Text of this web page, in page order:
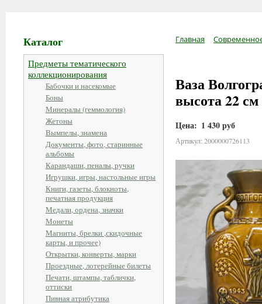
Каталог
Предметы тематического
коллекционирования
Бабочки и насекомые
Боны
Минералы (геммология)
Жетоны
Вымпелы, знамена
Документы, фото, старинные
альбомы
Карандаши, пеналы, ручки
Игрушки, игры, настольные игры
Книги, газеты, блокноты,
печатная продукция
Медали, ордена, значки
Монеты
Магниты, брелки ,скидочные
карты, и прочее)
Открытки, конверты, марки
Проездные, лотерейные билеты
Печати, штампы, таблички,
оттиски
Пивная атрибутика
Главная
Ваза
высота 22 см
Цена: 1 430 руб
Артикул: 2000000726113